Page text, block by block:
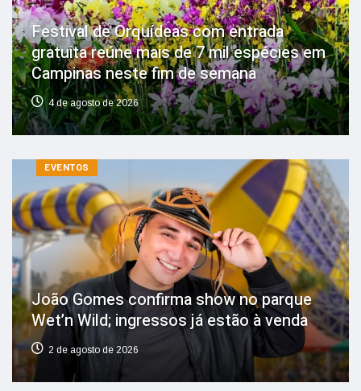
Festival de Orquídeas com entrada
gratuita reúne mais de 7 mil espécies em
Campinas neste fim de semana
4 de agosto de 2026
EVENTOS
João Gomes confirma show no parque
Wet’n Wild; ingressos já estão à venda
2 de agosto de 2026